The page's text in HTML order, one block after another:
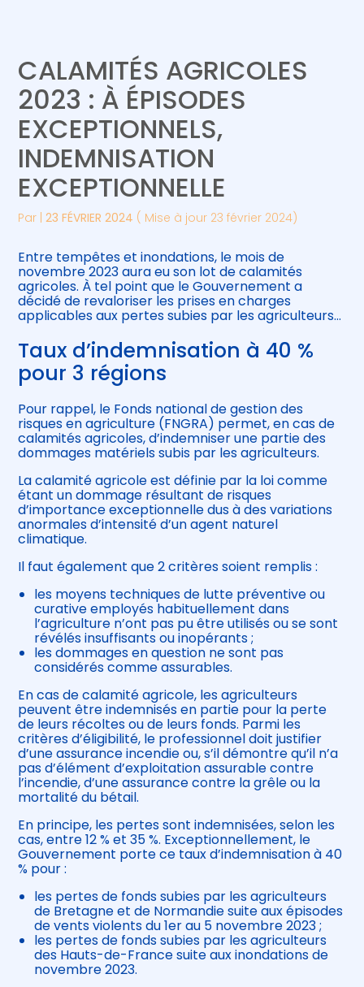
Gérer votre quotidien
Piloter votre entreprise
Développer votre entreprise
Construire votre patrimoine
Être prêt pour la facturation
électronique
Suivre votre comptabilité
Gérer vos ressources humaines
CALAMITÉS AGRICOLES
2023 : À ÉPISODES
EXCEPTIONNELS,
INDEMNISATION
EXCEPTIONNELLE
Par |23 FÉVRIER 2024 ( Mise à jour 23 février 2024)
Entre tempêtes et inondations, le mois de
novembre 2023 aura eu son lot de calamités
agricoles. À tel point que le Gouvernement a
décidé de revaloriser les prises en charges
applicables aux pertes subies par les agriculteurs…
Taux d’indemnisation à 40 %
pour 3 régions
Pour rappel, le Fonds national de gestion des
risques en agriculture (FNGRA) permet, en cas de
calamités agricoles, d’indemniser une partie des
dommages matériels subis par les agriculteurs.
La calamité agricole est définie par la loi comme
étant un dommage résultant de risques
d’importance exceptionnelle dus à des variations
anormales d’intensité d’un agent naturel
climatique.
Il faut également que 2 critères soient remplis :
les moyens techniques de lutte préventive ou
curative employés habituellement dans
l’agriculture n’ont pas pu être utilisés ou se sont
révélés insuffisants ou inopérants ;
les dommages en question ne sont pas
considérés comme assurables.
En cas de calamité agricole, les agriculteurs
peuvent être indemnisés en partie pour la perte
de leurs récoltes ou de leurs fonds. Parmi les
critères d’éligibilité, le professionnel doit justifier
d’une assurance incendie ou, s’il démontre qu’il n’a
pas d’élément d’exploitation assurable contre
l’incendie, d’une assurance contre la grêle ou la
mortalité du bétail.
En principe, les pertes sont indemnisées, selon les
cas, entre 12 % et 35 %. Exceptionnellement, le
Gouvernement porte ce taux d’indemnisation à 40
% pour :
les pertes de fonds subies par les agriculteurs
de Bretagne et de Normandie suite aux épisodes
de vents violents du 1er au 5 novembre 2023 ;
les pertes de fonds subies par les agriculteurs
des Hauts-de-France suite aux inondations de
novembre 2023.